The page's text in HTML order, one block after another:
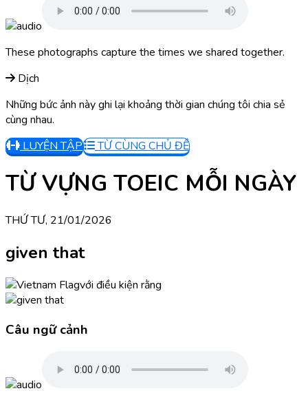
These photographs capture the times we shared together.
Dịch
Những bức ảnh này ghi lại khoảng thời gian chúng tôi chia sẻ
cùng nhau.
LUYỆN TẬP
TỪ CÙNG CHỦ ĐỀ
TỪ VỰNG TOEIC MỖI NGÀY
THỨ TƯ, 21/01/2026
given that
với điều kiện rằng
Câu ngữ cảnh